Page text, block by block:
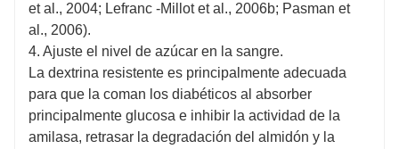
et al., 2004; Lefranc -Millot et al., 2006b; Pasman et
al., 2006).
4. Ajuste el nivel de azúcar en la sangre.
La dextrina resistente es principalmente adecuada
para que la coman los diabéticos al absorber
principalmente glucosa e inhibir la actividad de la
amilasa, retrasar la degradación del almidón y la